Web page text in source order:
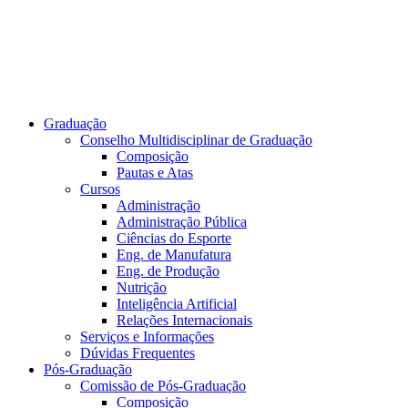
Graduação
Conselho Multidisciplinar de Graduação
Composição
Pautas e Atas
Cursos
Administração
Administração Pública
Ciências do Esporte
Eng. de Manufatura
Eng. de Produção
Nutrição
Inteligência Artificial
Relações Internacionais
Serviços e Informações
Dúvidas Frequentes
Pós-Graduação
Comissão de Pós-Graduação
Composição